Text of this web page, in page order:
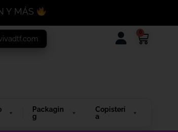
Y MÁS
0
Packagin
g
Copisterí
a